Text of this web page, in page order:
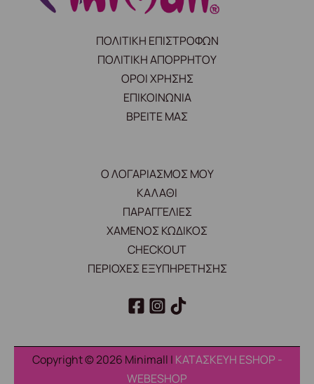
ΠΟΛΙΤΙΚΗ ΕΠΙΣΤΡΟΦΩΝ
ΠΟΛΙΤΙΚΗ ΑΠΟΡΡΗΤΟΥ
ΟΡΟΙ ΧΡΗΣΗΣ
ΕΠΙΚΟΙΝΩΝΙΑ
ΒΡΕΙΤΕ ΜΑΣ
Ο ΛΟΓΑΡΙΑΣΜΟΣ ΜΟΥ
ΚΑΛΑΘΙ
ΠΑΡΑΓΓΕΛΙΕΣ
ΧΑΜΕΝΟΣ ΚΩΔΙΚΟΣ
CHECKOUT
ΠΕΡΙΟΧΕΣ ΕΞΥΠΗΡΕΤΗΣΗΣ
Copyright © 2026 Minimall | ΚΑΤΑΣΚΕΥΗ ESHOP -
WEBESHOP